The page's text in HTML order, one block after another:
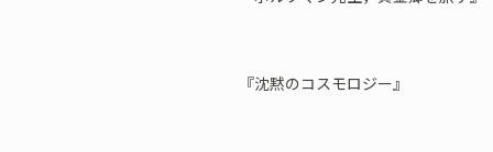
『沈黙のコスモロジー』